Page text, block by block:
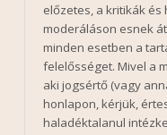
előzetes, a kritikák
moderáláson esnek
minden esetben a
felelősséget. Mivel a
aki jogsértő (vagy
honlapon, kérjük,
haladéktalanul